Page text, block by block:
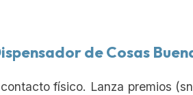
de Cosas
físico. Lanza premios